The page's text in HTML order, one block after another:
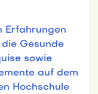
Erfahrungen
Gesunde
sowie
auf dem
Hochschule